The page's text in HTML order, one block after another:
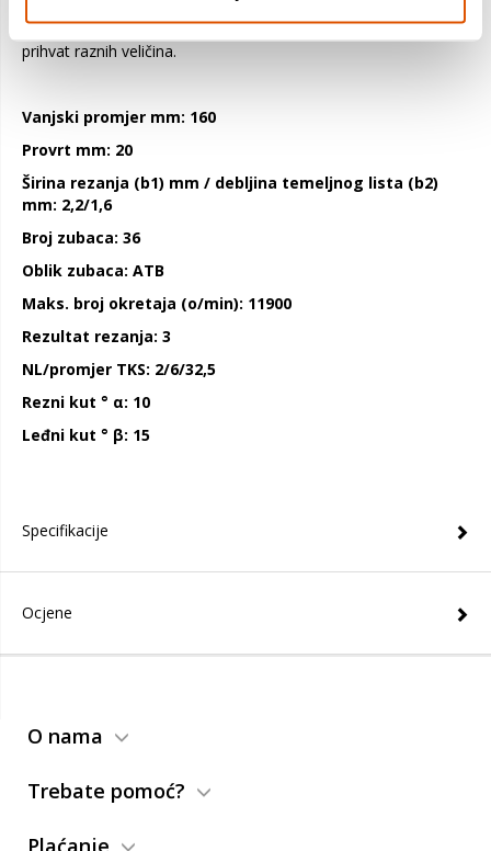
čiste rezove, dok s malim brojem zubi jamči učinkovito rezanje
dobrih rezova. Funkcionira s ili bez redukcijskih prstenova za
prihvat raznih veličina.
Vanjski promjer mm: 160
Provrt mm: 20
Širina rezanja (b1) mm / debljina temeljnog lista (b2)
mm: 2,2/1,6
Broj zubaca: 36
Oblik zubaca: ATB
Maks. broj okretaja (o/min): 11900
Rezultat rezanja: 3
NL/promjer TKS: 2/6/32,5
Rezni kut ° α: 10
Leđni kut ° β: 15
Specifikacije
Ocjene
O nama
Trebate pomoć?
Plaćanje